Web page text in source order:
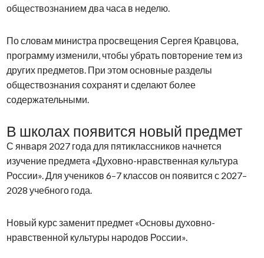
обществознанием два часа в неделю.
По словам министра просвещения Сергея Кравцова,
программу изменили, чтобы убрать повторение тем из
других предметов. При этом основные разделы
обществознания сохранят и сделают более
содержательными.
В школах появится новый предмет
С января 2027 года для пятиклассников начнется
изучение предмета «Духовно-нравственная культура
России». Для учеников 6–7 классов он появится с 2027–
2028 учебного года.
Новый курс заменит предмет «Основы духовно-
нравственной культуры народов России».